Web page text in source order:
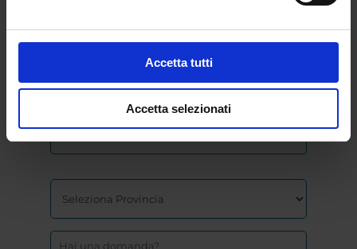
Accetta tutti
Accetta selezionati